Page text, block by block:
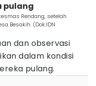
pulang
Rendang, setelah
Besakih. (Dok.IDN
dan observasi
dalam kondisi
pulang.